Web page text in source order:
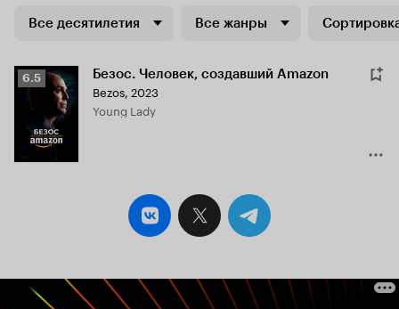
Все десятилетия Все жанры
Рейтинг
Кинопоиска
6.5 Безос. Человек, создавший Amazon
Bezos, 2023
Young Lady